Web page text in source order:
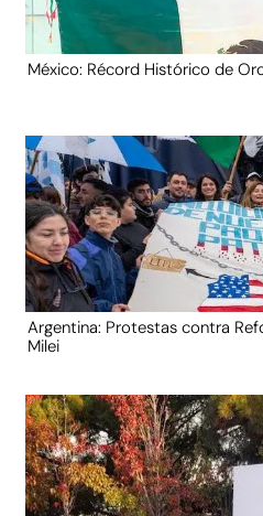
México: Récord Histórico de
Argentina: Protestas contra
Milei